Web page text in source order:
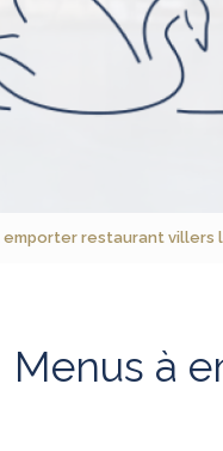
emporter restaurant villers
Menus à